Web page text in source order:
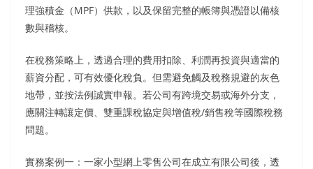
理強積金（MPF）供款，以及保留完整的帳簿與憑證以備核
數與稽核。
在稅務策略上，透過合理的費用扣除、利潤再投資與適當的
薪資分配，可有效優化稅負。但需避免觸及稅務規避的灰色
地帶，並按法例誠實申報。若公司有跨境交易或海外分支，
應關注轉讓定價、雙重課稅協定與增值稅/銷售稅等國際稅務
問題。
實務案例一：一家小型網上零售公司在成立有限公司後，透